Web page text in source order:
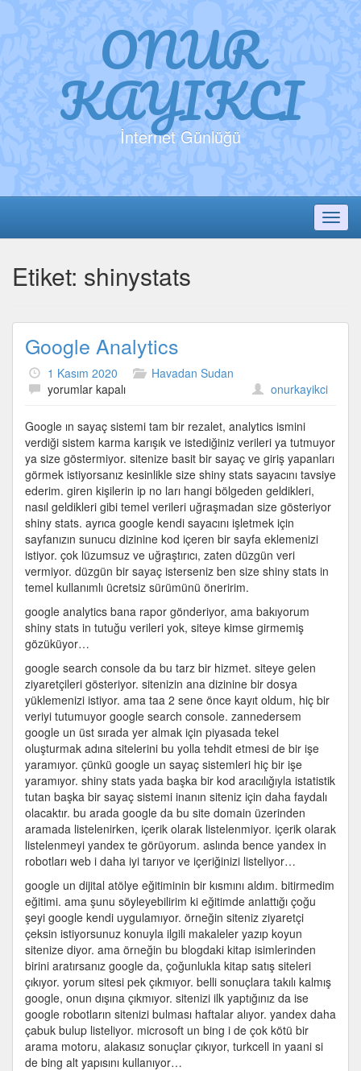
ONUR
KAYIKCI
İnternet Günlüğü
Etiket: shinystats
Google Analytics
1 Kasım 2020
Havadan Sudan
Google
için
yorumlar kapalı onurkayikci
Google ın sayaç sistemi tam bir rezalet, analytics ismini
verdiği sistem karma karışık ve istediğiniz verileri ya tutmuyor
ya size göstermiyor. sitenize basit bir sayaç ve giriş yapanları
görmek istiyorsanız kesinlikle size shiny stats sayacını tavsiye
ederim. giren kişilerin ip no ları hangi bölgeden geldikleri,
nasıl geldikleri gibi temel verileri uğraşmadan size gösteriyor
shiny stats. ayrıca google kendi sayacını işletmek için
sayfanızın sunucu dizinine kod içeren bir sayfa eklemenizi
istiyor. çok lüzumsuz ve uğraştırıcı, zaten düzgün veri
vermiyor. düzgün bir sayaç isterseniz ben size shiny stats in
temel kullanımlı ücretsiz sürümünü öneririm.
google analytics bana rapor gönderiyor, ama bakıyorum
shiny stats in tutuğu verileri yok, siteye kimse girmemiş
gözüküyor…
google search console da bu tarz bir hizmet. siteye gelen
ziyaretçileri gösteriyor. sitenizin ana dizinine bir dosya
yüklemenizi istiyor. ama taa 2 sene önce kayıt oldum, hiç bir
veriyi tutumuyor google search console. zannedersem
google un üst sırada yer almak için piyasada tekel
oluşturmak adına sitelerini bu yolla tehdit etmesi de bir işe
yaramıyor. çünkü google un sayaç sistemleri hiç bir işe
yaramıyor. shiny stats yada başka bir kod aracılığıyla istatistik
tutan başka bir sayaç sistemi inanın siteniz için daha faydalı
olacaktır. bu arada google da bu site domain üzerinden
aramada listelenirken, içerik olarak listelenmiyor. içerik olarak
listelenmeyi yandex te görüyorum. aslında bence yandex in
robotları web i daha iyi tarıyor ve içeriğinizi listeliyor…
google un dijital atölye eğitiminin bir kısmını aldım. bitirmedim
eğitimi. ama şunu söyleyebilirim ki eğitimde anlattığı çoğu
şeyi google kendi uygulamıyor. örneğin siteniz ziyaretçi
çeksin istiyorsunuz konuyla ilgili makaleler yazıp koyun
sitenize diyor. ama örneğin bu blogdaki kitap isimlerinden
birini aratırsanız google da, çoğunlukla kitap satış siteleri
çıkıyor. yorum sitesi pek çıkmıyor. belli sonuçlara takılı kalmış
google, onun dışına çıkmıyor. sitenizi ilk yaptığınız da ise
google robotların sitenizi bulması haftalar alıyor. yandex daha
çabuk bulup listeliyor. microsoft un bing i de çok kötü bir
arama motoru, alakasız sonuçlar çıkıyor, turkcell in yaani si
de bing alt yapısını kullanıyor…